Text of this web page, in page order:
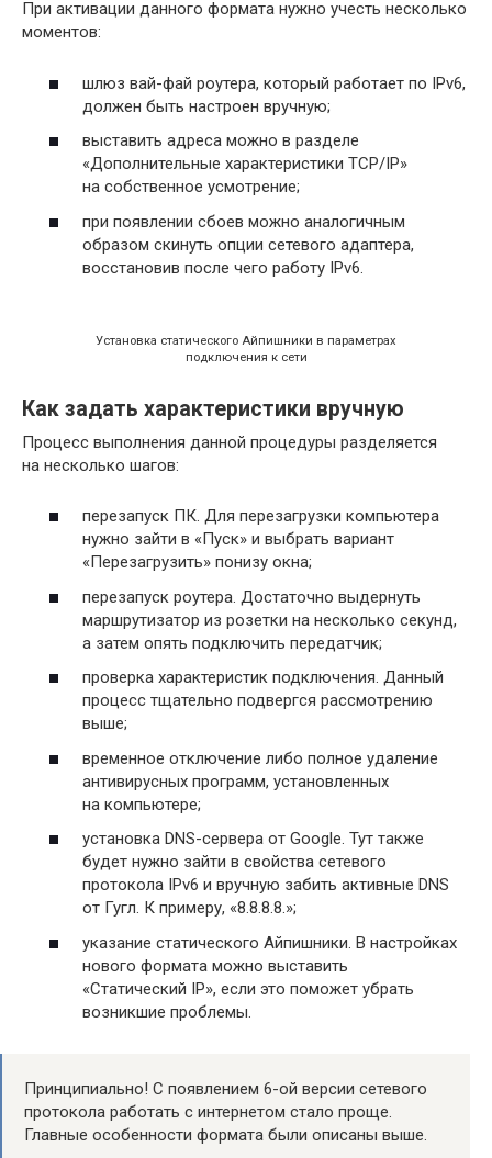
При активации данного формата нужно учесть несколько
моментов:
шлюз вай-фай роутера, который работает по IPv6,
должен быть настроен вручную;
выставить адреса можно в разделе
«Дополнительные характеристики TCP/IP»
на собственное усмотрение;
при появлении сбоев можно аналогичным
образом скинуть опции сетевого адаптера,
восстановив после чего работу IPv6.
Установка статического Айпишники в параметрах
подключения к сети
Как задать характеристики вручную
Процесс выполнения данной процедуры разделяется
на несколько шагов:
перезапуск ПК. Для перезагрузки компьютера
нужно зайти в «Пуск» и выбрать вариант
«Перезагрузить» понизу окна;
перезапуск роутера. Достаточно выдернуть
маршрутизатор из розетки на несколько секунд,
а затем опять подключить передатчик;
проверка характеристик подключения. Данный
процесс тщательно подвергся рассмотрению
выше;
временное отключение либо полное удаление
антивирусных программ, установленных
на компьютере;
установка DNS-сервера от Google. Тут также
будет нужно зайти в свойства сетевого
протокола IPv6 и вручную забить активные DNS
от Гугл. К примеру, «8.8.8.8.»;
указание статического Айпишники. В настройках
нового формата можно выставить
«Статический IP», если это поможет убрать
возникшие проблемы.
Принципиально! С появлением 6-ой версии сетевого
протокола работать с интернетом стало проще.
Главные особенности формата были описаны выше.